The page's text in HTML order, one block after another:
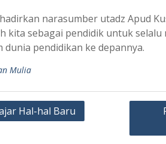
narasumber utadz Apud
kita sebagai pendidik untuk
pendidikan ke depannya.
Mulia
Hal-hal Baru